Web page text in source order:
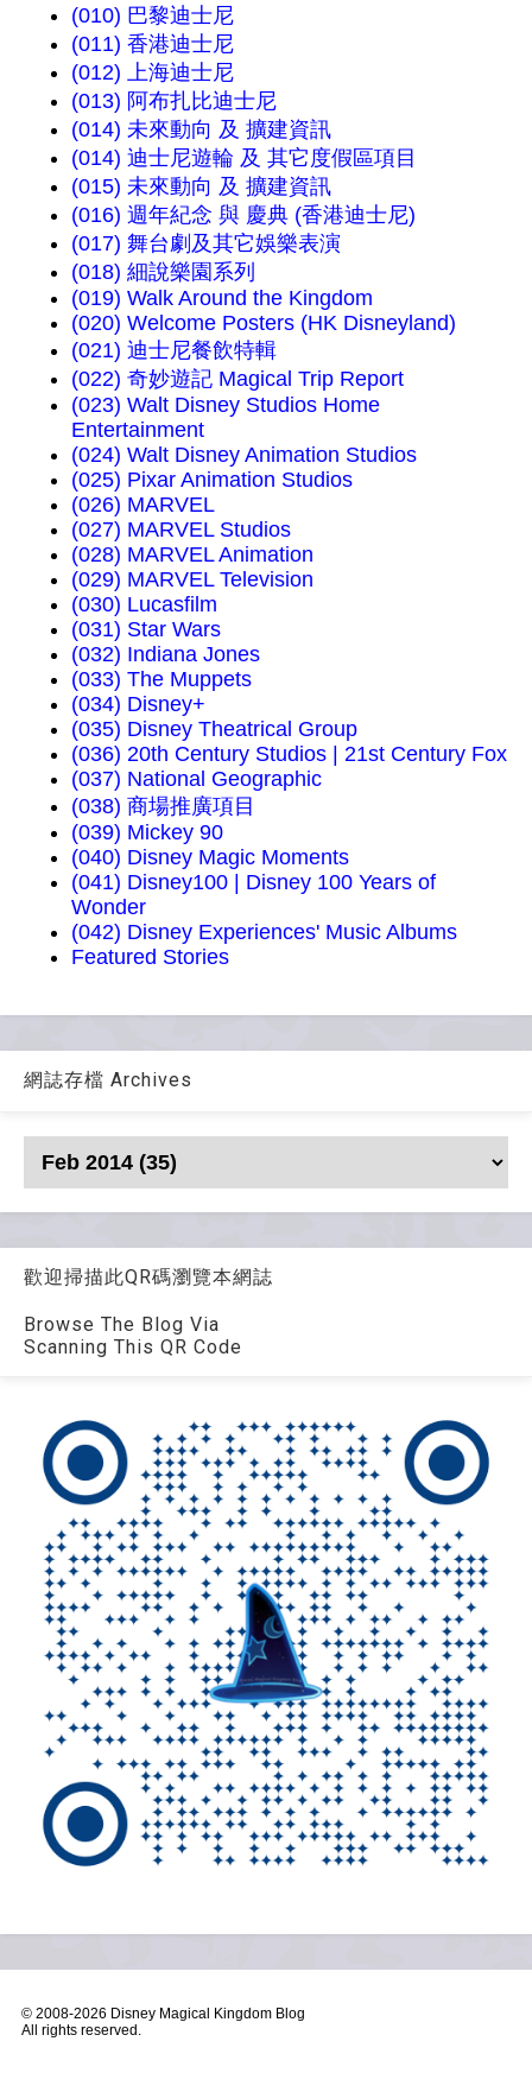
(010) 巴黎迪士尼
(011) 香港迪士尼
(012) 上海迪士尼
(013) 阿布扎比迪士尼
(014) 未來動向 及 擴建資訊
(014) 迪士尼遊輪 及 其它度假區項目
(015) 未來動向 及 擴建資訊
(016) 週年紀念 與 慶典 (香港迪士尼)
(017) 舞台劇及其它娛樂表演
(018) 細說樂園系列
(019) Walk Around the Kingdom
(020) Welcome Posters (HK Disneyland)
(021) 迪士尼餐飲特輯
(022) 奇妙遊記 Magical Trip Report
(023) Walt Disney Studios Home
Entertainment
(024) Walt Disney Animation Studios
(025) Pixar Animation Studios
(026) MARVEL
(027) MARVEL Studios
(028) MARVEL Animation
(029) MARVEL Television
(030) Lucasfilm
(031) Star Wars
(032) Indiana Jones
(033) The Muppets
(034) Disney+
(035) Disney Theatrical Group
(036) 20th Century Studios | 21st Century Fox
(037) National Geographic
(038) 商場推廣項目
(039) Mickey 90
(040) Disney Magic Moments
(041) Disney100 | Disney 100 Years of
Wonder
(042) Disney Experiences' Music Albums
Featured Stories
網誌存檔 Archives
歡迎掃描此QR碼瀏覽本網誌
Browse The Blog Via
Scanning This QR Code
© 2008-2026 Disney Magical Kingdom Blog
All rights reserved.